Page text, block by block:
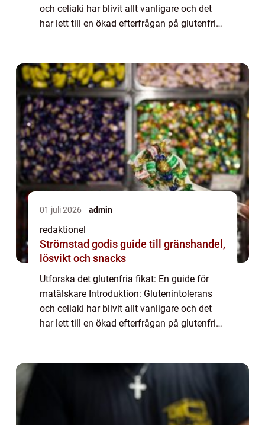
och celiaki har blivit allt vanligare och det
har lett till en ökad efterfrågan på glutenfria
01 juli 2026 admin
redaktionel
Strömstad godis guide till gränshandel,
lösvikt och snacks
Utforska det glutenfria fikat: En guide för
matälskare Introduktion: Glutenintolerans
och celiaki har blivit allt vanligare och det
har lett till en ökad efterfrågan på glutenfria